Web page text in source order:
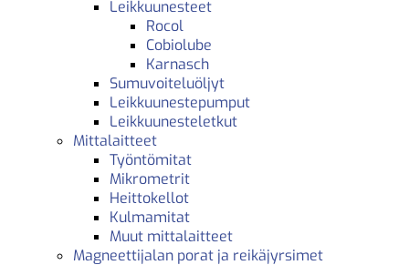
Leikkuunesteet
Rocol
Cobiolube
Karnasch
Sumuvoiteluöljyt
Leikkuunestepumput
Leikkuunesteletkut
Mittalaitteet
Työntömitat
Mikrometrit
Heittokellot
Kulmamitat
Muut mittalaitteet
Magneettijalan porat ja reikäjyrsimet